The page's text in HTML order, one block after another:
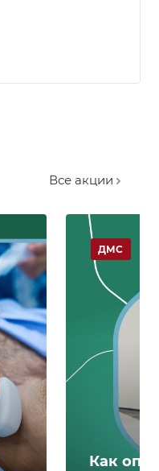
Все акции
Как
ДМС